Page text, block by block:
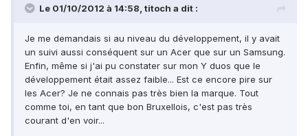
Le 01/10/2012 à 14:58, titoch a dit :
Je me demandais si au niveau du développement, il y avait
un suivi aussi conséquent sur un Acer que sur un Samsung.
Enfin, même si j'ai pu constater sur mon Y duos que le
développement était assez faible... Est ce encore pire sur
les Acer? Je ne connais pas très bien la marque. Tout
comme toi, en tant que bon Bruxellois, c'est pas très
courant d'en voir...